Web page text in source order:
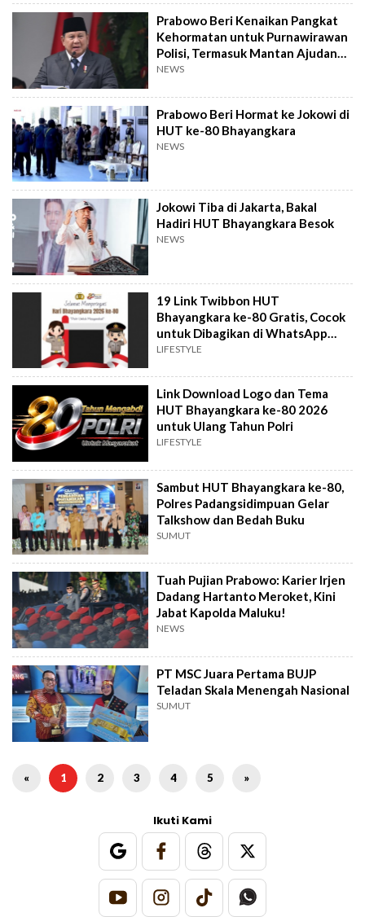
Prabowo Beri Kenaikan Pangkat
Kehormatan untuk Purnawirawan
Polisi, Termasuk Mantan Ajudan
Soekarno
NEWS
Prabowo Beri Hormat ke Jokowi di
HUT ke-80 Bhayangkara
NEWS
Jokowi Tiba di Jakarta, Bakal
Hadiri HUT Bhayangkara Besok
NEWS
19 Link Twibbon HUT
Bhayangkara ke-80 Gratis, Cocok
untuk Dibagikan di WhatsApp
hingga Media Sosial
LIFESTYLE
Link Download Logo dan Tema
HUT Bhayangkara ke-80 2026
untuk Ulang Tahun Polri
LIFESTYLE
Sambut HUT Bhayangkara ke-80,
Polres Padangsidimpuan Gelar
Talkshow dan Bedah Buku
SUMUT
Tuah Pujian Prabowo: Karier Irjen
Dadang Hartanto Meroket, Kini
Jabat Kapolda Maluku!
NEWS
PT MSC Juara Pertama BUJP
Teladan Skala Menengah Nasional
SUMUT
« 1 2 3 4 5 »
Ikuti Kami